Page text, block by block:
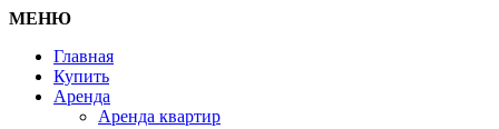
МЕНЮ
Главная
Купить
Аренда
Аренда квартир